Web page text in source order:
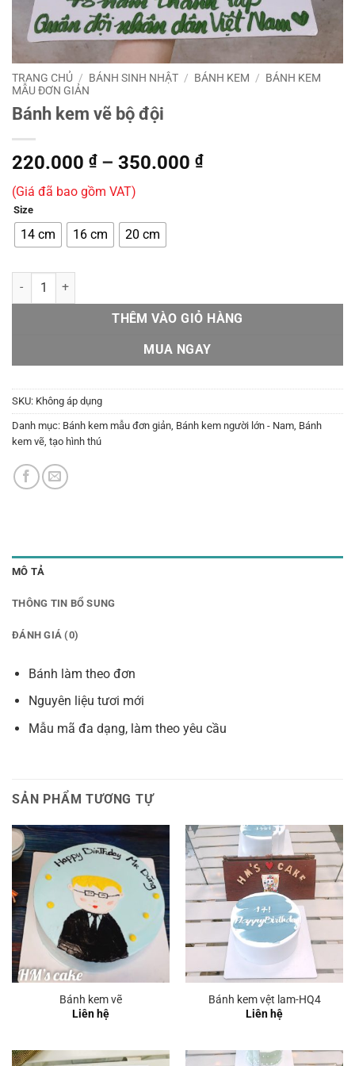
TRANG CHỦ / BÁNH SINH NHẬT / BÁNH KEM / BÁNH KEM
MẪU ĐƠN GIẢN
Bánh kem vẽ bộ đội
220.000 ₫ – 350.000 ₫Khoảng
(Giá đã bao gồm VAT)
Size
14 cm 16 cm 20 cm
Bánh kem vẽ bộ đội số lượng
THÊM VÀO GIỎ HÀNG
MUA NGAY
SKU: Không áp dụng
Danh mục: Bánh kem mẫu đơn giản Bánh kem người lớn - Nam Bánh
kem vẽ, tạo hình thú
MÔ TẢ
THÔNG TIN BỔ SUNG
ĐÁNH GIÁ (0)
Bánh làm theo đơn
Nguyên liệu tươi mới
Mẫu mã đa dạng, làm theo yêu cầu
SẢN PHẨM TƯƠNG TỰ
Bánh kem vẽ
Liên hệ
Bánh kem vệt lam-HQ4
Liên hệ